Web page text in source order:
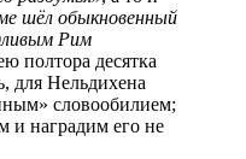
шёл обыкновенный
Рим
полтора десятка
для Нельдихена
словообилием;
и наградим его не